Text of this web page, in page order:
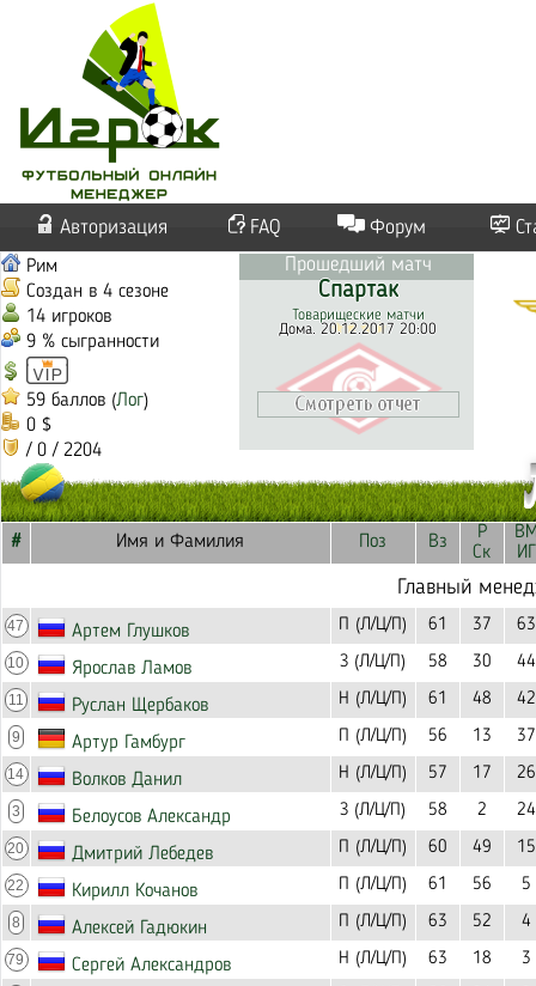
Авторизация FAQ Форум
Рим
Создан в 4 сезоне
14 игроков
9 % сыгранности
59 баллов (Лог)
0 $
/ 0 / 2204
Прошедший матч
Спартак
Товарищеские матчи
Дома. 20.12.2017 20:00
# Имя и Фамилия Поз Вз
Р
Ск
ИГ
Главный
47 Артем Глушков П (Л/Ц/П) 61 37 63
10 Ярослав Ламов З (Л/Ц/П) 58 30 44
11 Руслан Щербаков Н (Л/Ц/П) 61 48 42
9 Артур Гамбург П (Л/Ц/П) 56 13 37
14 Волков Данил Н (Л/Ц/П) 57 17 26
3 Белоусов Александр З (Л/Ц/П) 58 2 24
20 Дмитрий Лебедев П (Л/Ц/П) 60 49 15
22 Кирилл Кочанов П (Л/Ц/П) 61 56 5
8 Алексей Гадюкин П (Л/Ц/П) 63 52 4
79 Сергей Александров Н (Л/Ц/П) 63 18 3